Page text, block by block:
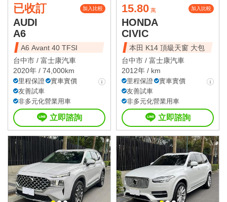
已收訂 加入比較
AUDI
A6
A6 Avant 40 TFSI
台中市 / 富士康汽車
2020年 / 74,000km
里程保證
實車實價
友善試車
非多元化營業用車
立即諮詢
15.80 萬 加入比較
HONDA
CIVIC
本田 K14 頂級天窗 大包
台中市 / 富士康汽車
2012年 / km
里程保證
實車實價
友善試車
非多元化營業用車
立即諮詢